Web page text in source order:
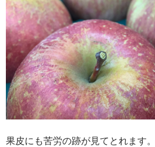
果皮にも苦労の跡が見てとれます。